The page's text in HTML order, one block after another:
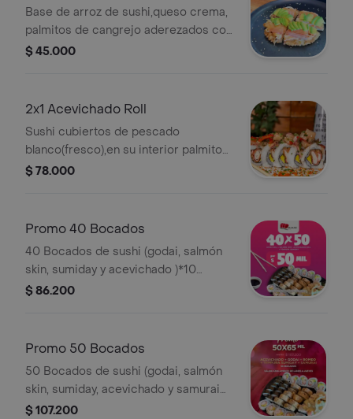
Base de arroz de sushi,queso crema,
palmitos de cangrejo aderezados con
salsa mura, salmón fresco, aguacate y
$ 45.000
2x1 Acevichado Roll
Sushi cubiertos de pescado
blanco(fresco),en su interior palmito
de cangrejo tempura, aguacate y
$ 78.000
Promo 40 Bocados
40 Bocados de sushi (godai, salmón
skin, sumiday y acevichado )*10
bocados de cada sabor *cuando no
salsas, jengibre y wasabi).
$ 86.200
Promo 50 Bocados
50 Bocados de sushi (godai, salmón
skin, sumiday, acevichado y samurai
)*10 bocados de cada sabor .(incluye
$ 107.200